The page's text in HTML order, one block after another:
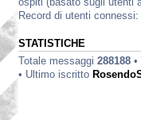
Record di utenti connessi:
STATISTICHE
Totale messaggi 288188
• Ultimo iscritto